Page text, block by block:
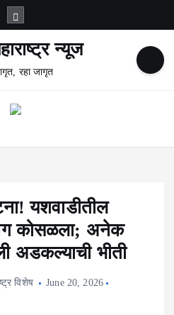
न्यूज
रहा जागृत
यशवाडीतील
कोसळला; अनेक
अडकल्याची भीती
विशेष
June 20, 2026